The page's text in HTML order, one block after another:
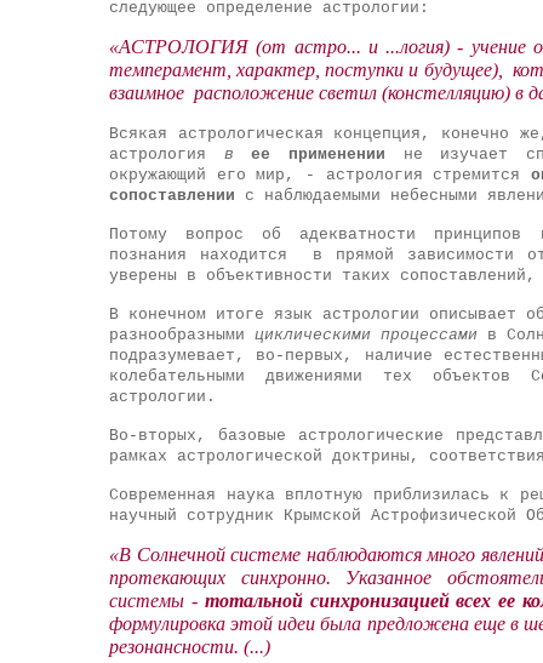
следующее определение астрологии:
«АСТРОЛОГИЯ (от астро... и ...логия) - учение о
темперамент, характер, поступки и будущее),
взаимное расположение светил (констелляцию) в
Всякая астрологическая концепция, конечно
астрология в ее применении не изучает
окружающий его мир, - астрология стремится
сопоставлении с наблюдаемыми небесными
Потому вопрос об адекватности принципов
познания находится в прямой
уверены в объективности таких
В конечном итоге язык астрологии описывает
разнообразными циклическими процессами в
подразумевает, во-первых, наличие
колебательными движениями тех объектов
астрологии.
Во-вторых, базовые астрологические
рамках астрологической доктрины,
Современная наука вплотную приблизилась
научный сотрудник Крымской Астрофизической
«В Солнечной системе наблюдаются много
протекающих синхронно. Указанное
системы - тотальной синхронизацией всех ее
формулировка этой идеи была предложена еще в
резонансности. (...)